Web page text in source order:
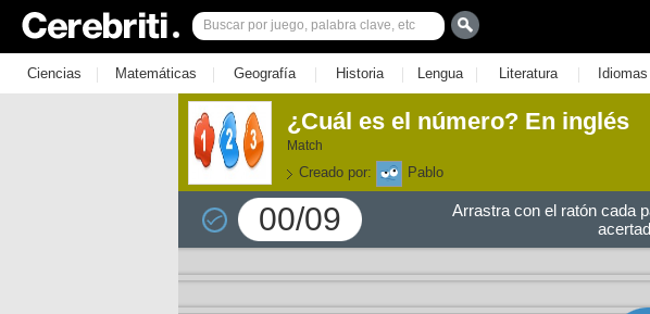
Ciencias | Matemáticas | Geografía | Historia | Lengua | Literatura | Idiomas
¿Cuál es el número? En inglés
Match
Creado por: Pablo
00/09
Arrastra con el ratón cada